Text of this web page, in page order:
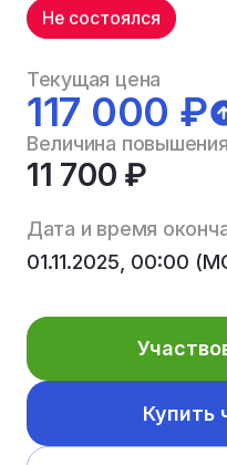
Не состоялся
Текущая цена
117 000 ₽
Величина повышения
11 700 ₽
Дата и время
01.11.2025, 00:00
Купить